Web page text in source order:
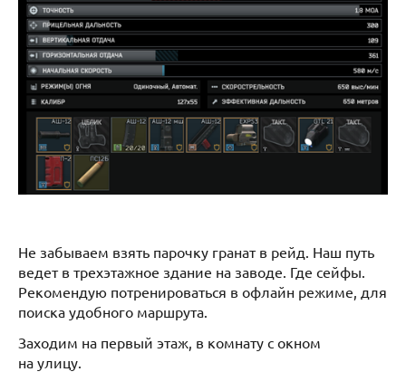
Не забываем взять парочку гранат в рейд. Наш путь
ведет в трехэтажное здание на заводе. Где сейфы.
Рекомендую потренироваться в офлайн режиме, для
поиска удобного маршрута.
Заходим на первый этаж, в комнату с окном
на улицу.